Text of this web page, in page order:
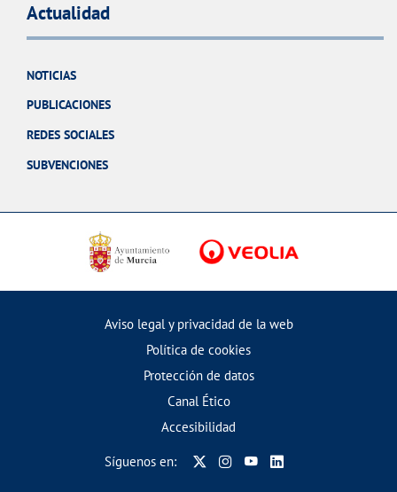
Actualidad
NOTICIAS
PUBLICACIONES
REDES SOCIALES
SUBVENCIONES
Aviso legal y privacidad de la web
Política de cookies
Protección de datos
Canal Ético
Accesibilidad
Síguenos en: